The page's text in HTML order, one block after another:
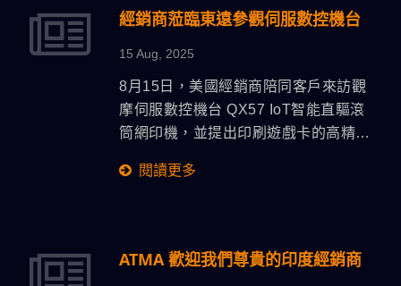
位在高階汽車板、HDI及最新AI伺服主
板客戶，2025展會，展位36 M2，展示
二款機型獲得好評，拜訪泰國主要客
戶，對市場更深層認知，加強對泰國客
戶完善售服工作。
經銷商蒞臨東遠參觀伺服數控機台
15 Aug, 2025
8月15日，美國經銷商陪同客戶來訪觀
摩伺服數控機台 QX57 IoT智能直驅滾
筒網印機，並提出印刷遊戲卡的高精
用日本設備的生產瓶頸，顯著提升製程
閱讀更多
ATMA 歡迎我們尊貴的印度經銷商